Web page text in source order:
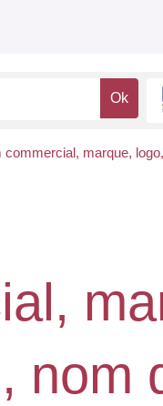
commercial, marque,
nom